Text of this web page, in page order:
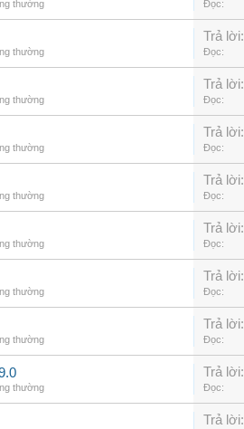
thường Đọc:
thường
Trả lời:
Đọc:
thường
Trả lời:
Đọc:
thường
Trả lời:
Đọc:
thường
Trả lời:
Đọc:
thường
Trả lời:
Đọc:
thường
Trả lời:
Đọc:
thường
Trả lời:
Đọc:
thường
Trả lời:
Đọc:
Trả lời: